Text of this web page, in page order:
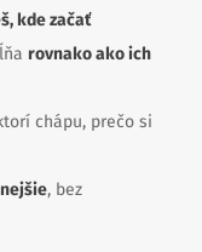
kde začať
rovnako ako ich
chápu, prečo si
, bez